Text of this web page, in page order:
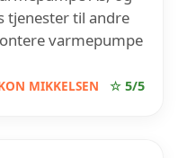
tjenester til andre
varmepumpe
MIKKELSEN ☆ 5/5